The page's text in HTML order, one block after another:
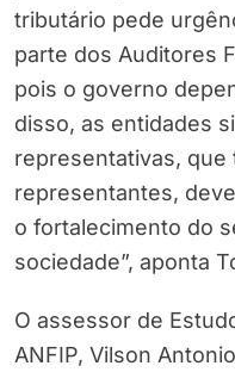
tributário pede
parte dos Auditores
pois o governo
disso, as entidades
representativas, que
representantes,
o fortalecimento do
sociedade”, aponta
O assessor de
ANFIP, Vilson